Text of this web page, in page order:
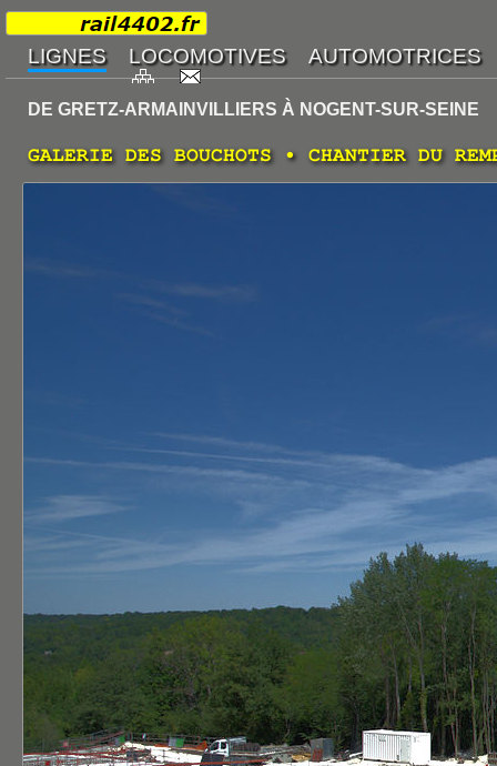
DE GRETZ-ARMAINVILLIERS À NOGENT-SUR-SEINE
GALERIE DES BOUCHOTS • CHANTIER DU